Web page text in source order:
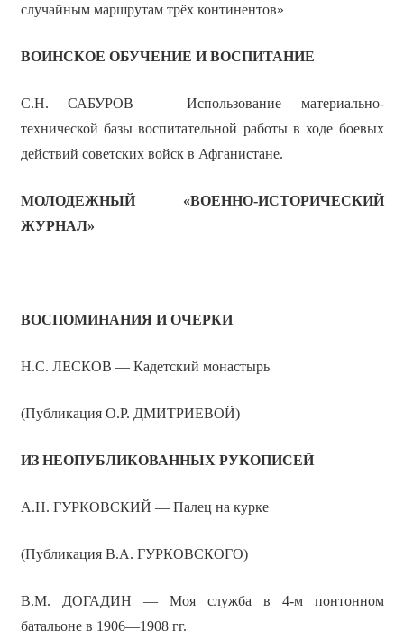
случайным маршрутам трёх континентов»
ВОИНСКОЕ ОБУЧЕНИЕ И ВОСПИТАНИЕ
С.Н. САБУРОВ — Использование материально-
технической базы воспитательной работы в ходе боевых
действий советских войск в Афганистане.
МОЛОДЕЖНЫЙ «ВОЕННО-ИСТОРИЧЕСКИЙ
ЖУРНАЛ»
ВОСПОМИНАНИЯ И ОЧЕРКИ
Н.С. ЛЕСКОВ — Кадетский монастырь
(Публикация О.Р. ДМИТРИЕВОЙ)
ИЗ НЕОПУБЛИКОВАННЫХ РУКОПИСЕЙ
А.Н. ГУРКОВСКИЙ — Палец на курке
(Публикация В.А. ГУРКОВСКОГО)
В.М. ДОГАДИН — Моя служба в 4-м понтонном
батальоне в 1906—1908 гг.